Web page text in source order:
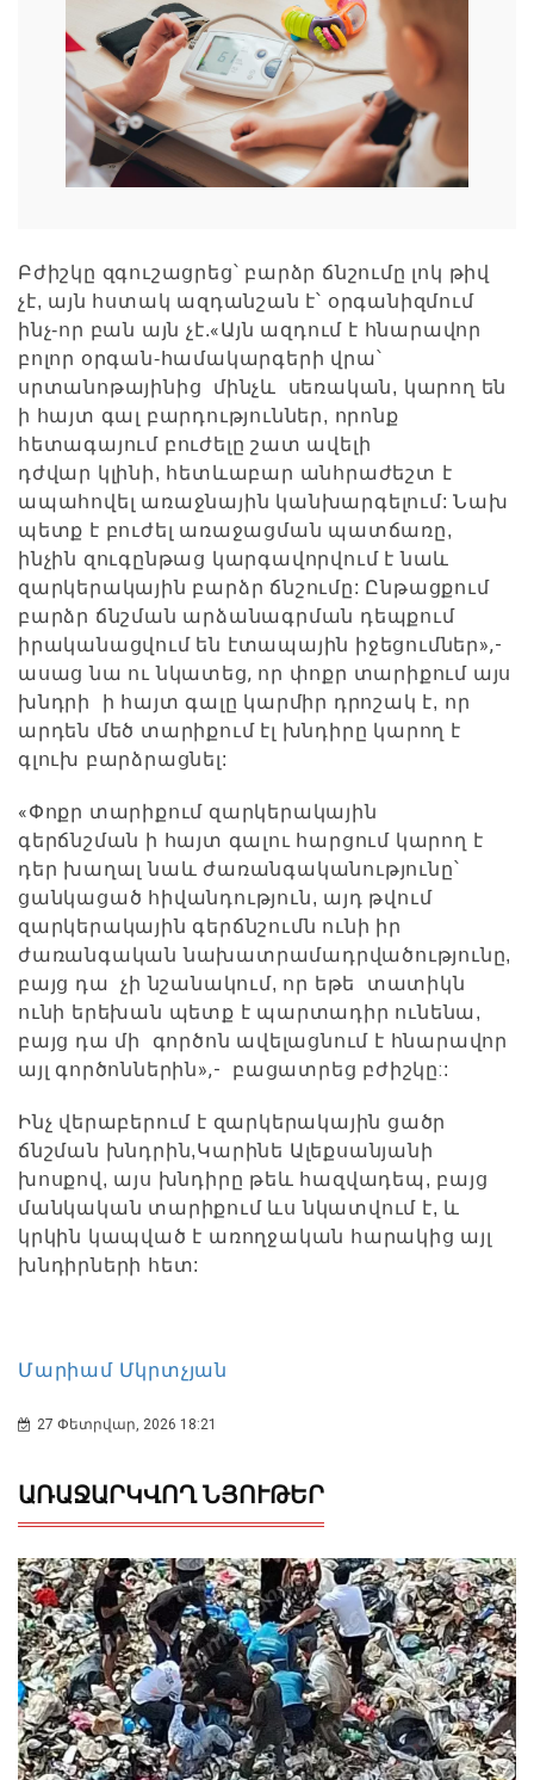
Բժիշկը զգուշացրեց՝ բարձր ճնշումը լոկ թիվ
չէ, այն հստակ ազդանշան է՝ օրգանիզմում
ինչ-որ բան այն չէ.«Այն ազդում է հնարավոր
բոլոր օրգան-համակարգերի վրա՝
սրտանոթայինից մինչև սեռական, կարող են
ի հայտ գալ բարդություններ, որոնք
հետագայում բուժելը շատ ավելի
դժվար կլինի, հետևաբար անհրաժեշտ է
ապահովել առաջնային կանխարգելում: Նախ
պետք է բուժել առաջացման պատճառը,
ինչին զուգընթաց կարգավորվում է նաև
զարկերակային բարձր ճնշումը: Ընթացքում
բարձր ճնշման արձանագրման դեպքում
իրականացվում են էտապային իջեցումներ»,-
ասաց նա ու նկատեց, որ փոքր տարիքում այս
խնդրի ի հայտ գալը կարմիր դրոշակ է, որ
արդեն մեծ տարիքում էլ խնդիրը կարող է
գլուխ բարձրացնել:
«Փոքր տարիքում զարկերակային
գերճնշման ի հայտ գալու հարցում կարող է
դեր խաղալ նաև ժառանգականությունը՝
ցանկացած հիվանդություն, այդ թվում
զարկերակային գերճնշումն ունի իր
ժառանգական նախատրամադրվածությունը,
բայց դա չի նշանակում, որ եթե տատիկն
ունի երեխան պետք է պարտադիր ունենա,
բայց դա մի գործոն ավելացնում է հնարավոր
այլ գործոններին»,- բացատրեց բժիշկը::
Ինչ վերաբերում է զարկերակային ցածր
ճնշման խնդրին,Կարինե Ալեքսանյանի
խոսքով, այս խնդիրը թեև հազվադեպ, բայց
մանկական տարիքում ևս նկատվում է, և
կրկին կապված է առողջական հարակից այլ
խնդիրների հետ:
Մարիամ Մկրտչյան
27 Փետրվար, 2026 18:21
ԱՌԱՋԱՐԿՎՈՂ ՆՅՈՒԹԵՐ